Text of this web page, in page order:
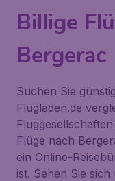
Billige
Bergerac
Suchen Sie
Flugladen.de
Flüge nach
ein Online-
ist. Sehen Sie